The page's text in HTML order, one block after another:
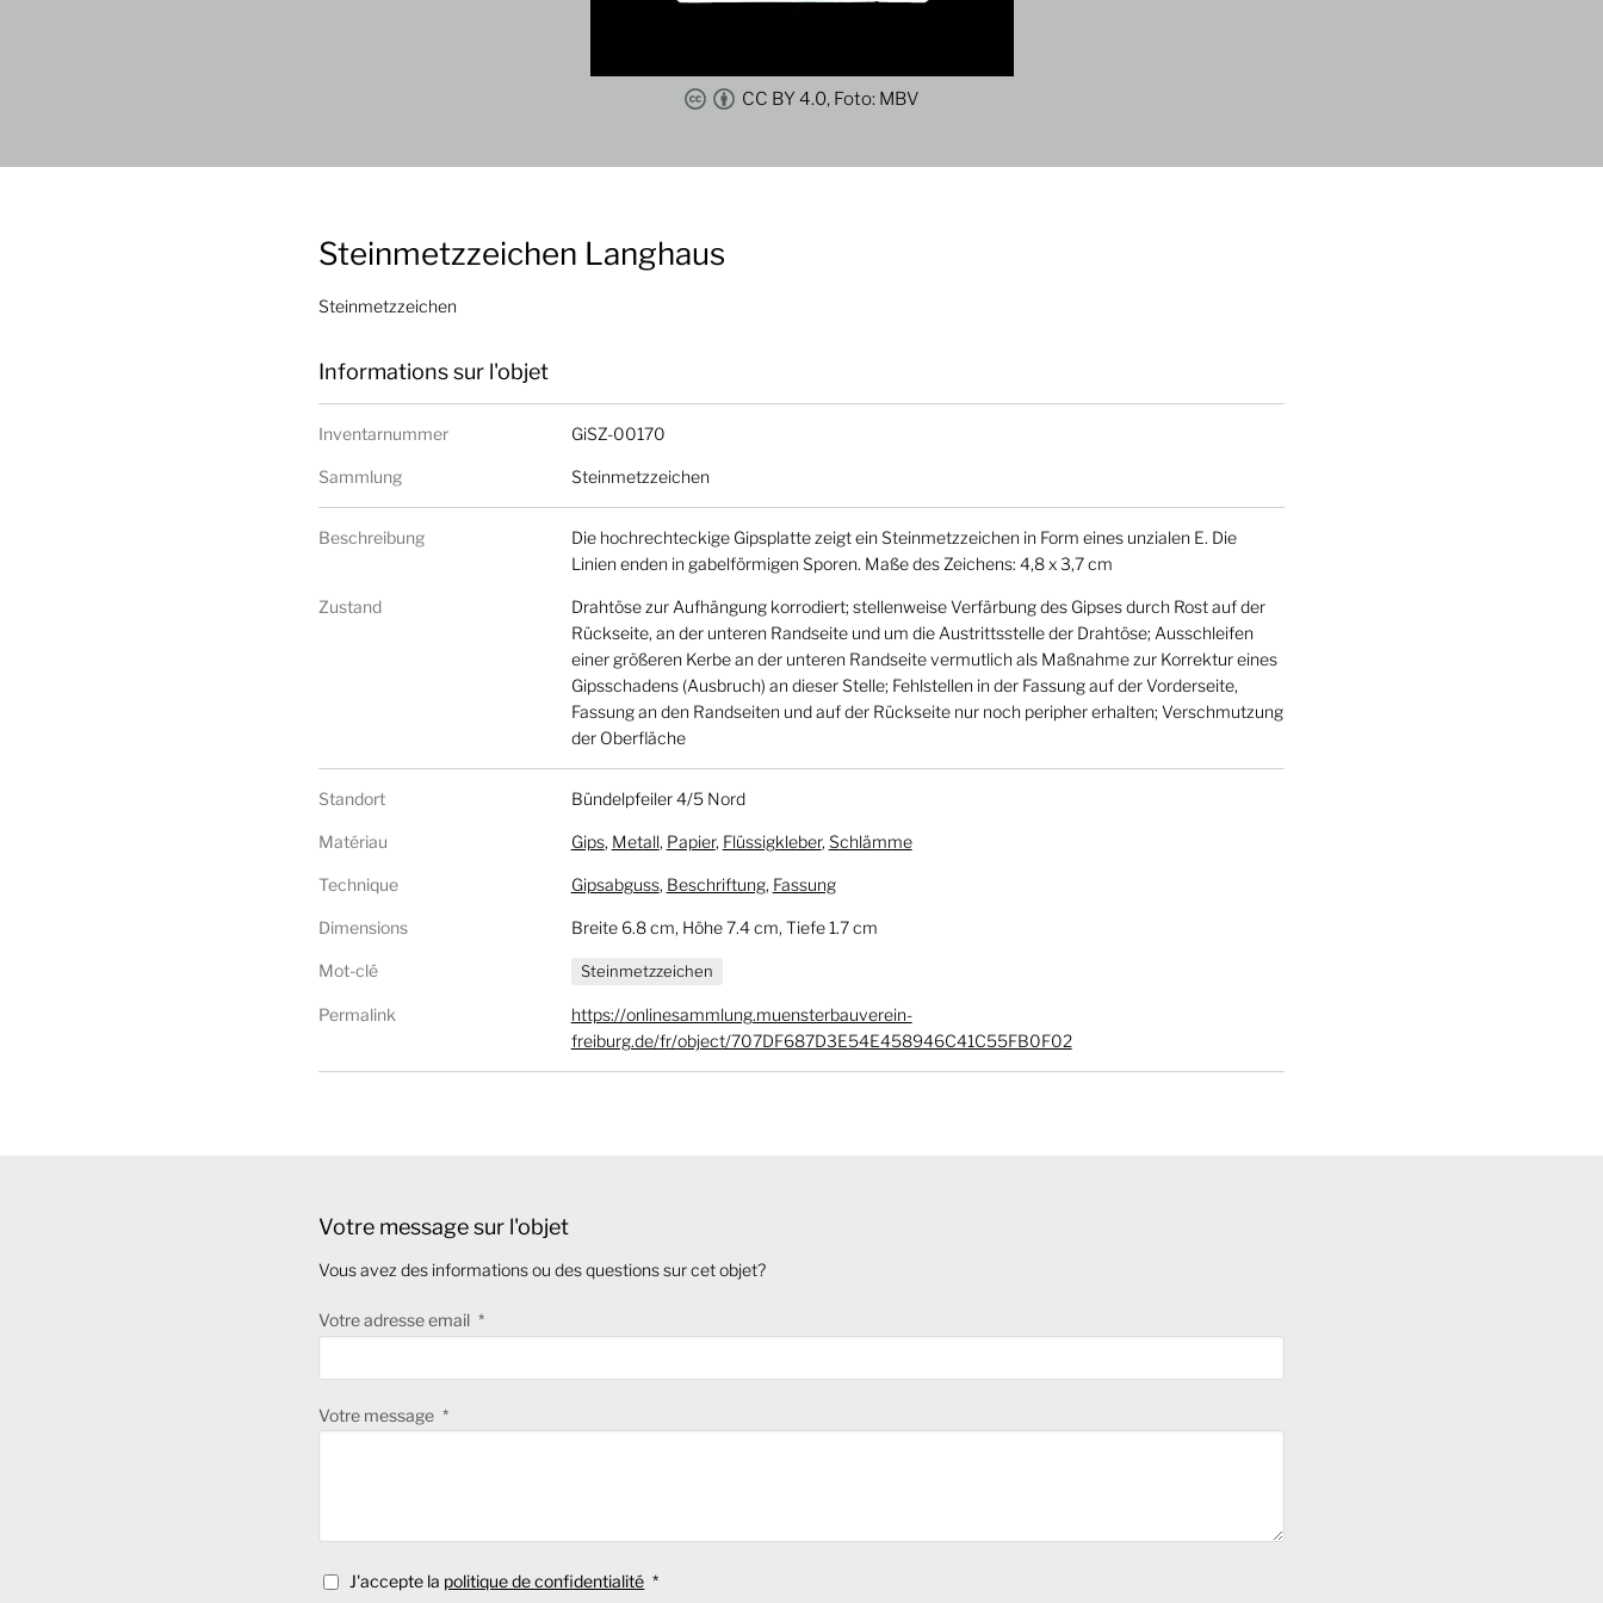
CC BY 4.0, Foto: MBV
Steinmetzzeichen Langhaus
Steinmetzzeichen
Informations sur l'objet
Inventarnummer GiSZ-00170
Sammlung Steinmetzzeichen
Beschreibung
Die hochrechteckige Gipsplatte zeigt ein Steinmetzzeichen in Form eines unzialen E. Die
Linien enden in gabelförmigen Sporen. Maße des Zeichens: 4,8 x 3,7 cm
Zustand
Drahtöse zur Aufhängung korrodiert; stellenweise Verfärbung des Gipses durch Rost auf der
Rückseite, an der unteren Randseite und um die Austrittsstelle der Drahtöse; Ausschleifen
einer größeren Kerbe an der unteren Randseite vermutlich als Maßnahme zur Korrektur eines
Gipsschadens (Ausbruch) an dieser Stelle; Fehlstellen in der Fassung auf der Vorderseite,
Fassung an den Randseiten und auf der Rückseite nur noch peripher erhalten; Verschmutzung
der Oberfläche
Standort Bündelpfeiler 4/5 Nord
Matériau Gips, Metall, Papier, Flüssigkleber, Schlämme
Technique Gipsabguss, Beschriftung, Fassung
Dimensions Breite 6.8 cm, Höhe 7.4 cm, Tiefe 1.7 cm
Mot-clé Steinmetzzeichen
Permalink
https://onlinesammlung.muensterbauverein-
freiburg.de/fr/object/707DF687D3E54E458946C41C55FB0F02
Votre message sur l'objet
Vous avez des informations ou des questions sur cet objet?
Votre adresse email
Votre message
J'accepte la politique de confidentialité